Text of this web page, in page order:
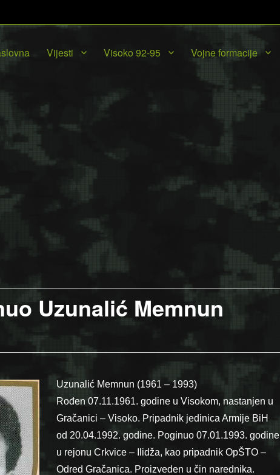
Vijesti Visoko 92-95 Vojne formacije
Uzunalić Memnun
Uzunalić Memnun (1961 – 1993)
Rođen 07.11.1961. godine u Visokom, nastanjen u
Gračanici – Visoko. Pripadnik jedinica Armije BiH
od 20.04.1992. godine. Poginuo 07.01.1993. godine
u rejonu Crkvice – Ilidža, kao pripadnik OpŠTO –
Odred Gračanica. Proizveden u čin narednika.